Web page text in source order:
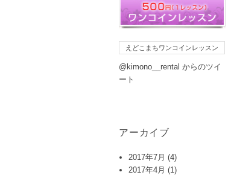
えどこまちワンコインレッスン
@kimono__rental からのツイ
ート
アーカイブ
2017年7月 (4)
2017年4月 (1)